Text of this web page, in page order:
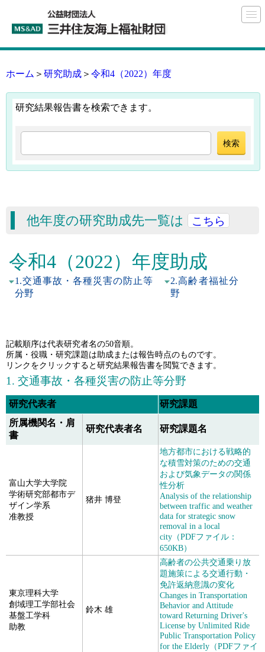
ホーム ＞ 研究助成 ＞ 令和4（2022）年度
研究結果報告書を検索できます。
他年度の研究助成先一覧は こちら
令和4（2022）年度助成
1.交通事故・各種災害の防止等
分野
2.高齢者福祉分
野
記載順序は代表研究者名の50音順。
所属・役職・研究課題は助成または報告時点のものです。
リンクをクリックすると研究結果報告書を閲覧できます。
1. 交通事故・各種災害の防止等分野
研究代表者
研究課題
所属機関名・肩
書
研究代表者名 研究課題名
富山大学大学院
学術研究部都市デ
ザイン学系
准教授
猪井 博登
地方都市における戦略的
な積雪対策のための交通
および気象データの関係
性分析
Analysis of the relationship
between traffic and weather
data for strategic snow
removal in a local
city（PDFファイル：
650KB）
東京理科大学
創域理工学部社会
基盤工学科
助教
鈴木 雄
高齢者の公共交通乗り放
題施策による交通行動・
免許返納意識の変化
Changes in Transportation
Behavior and Attitude
toward Returning Driver's
License by Unlimited Ride
Public Transportation Policy
for the Elderly（PDFファイ